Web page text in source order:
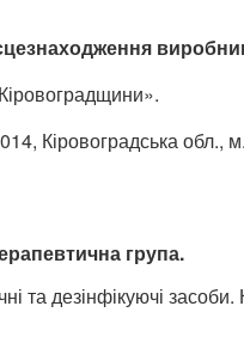
Кіровоградська обл.,
група.
та дезінфікуючі